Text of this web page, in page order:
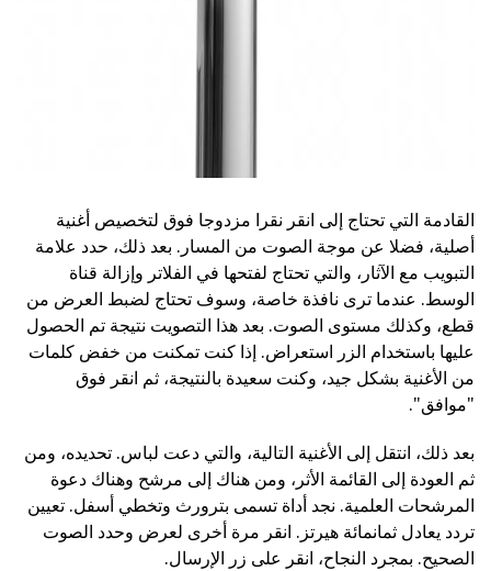
القادمة التي تحتاج إلى انقر نقرا مزدوجا فوق لتخصيص أغنية
أصلية، فضلا عن موجة الصوت من المسار. بعد ذلك، حدد علامة
التبويب مع الآثار، والتي تحتاج لفتحها في الفلاتر وإزالة قناة
الوسط. عندما ترى نافذة خاصة، وسوف تحتاج لضبط العرض من
قطع، وكذلك مستوى الصوت. بعد هذا التصويت نتيجة تم الحصول
عليها باستخدام الزر استعراض. إذا كنت تمكنت من خفض كلمات
من الأغنية بشكل جيد، وكنت سعيدة بالنتيجة، ثم انقر فوق
"موافق".
بعد ذلك، انتقل إلى الأغنية التالية، والتي دعت لباس. تحديده، ومن
ثم العودة إلى القائمة الأثر، ومن هناك إلى مرشح وهناك دعوة
المرشحات العلمية. نجد أداة تسمى بترورث وتخطي أسفل. تعيين
تردد يعادل ثمانمائة هيرتز. انقر مرة أخرى لعرض وحدد الصوت
الصحيح. بمجرد النجاح، انقر على زر الإرسال.